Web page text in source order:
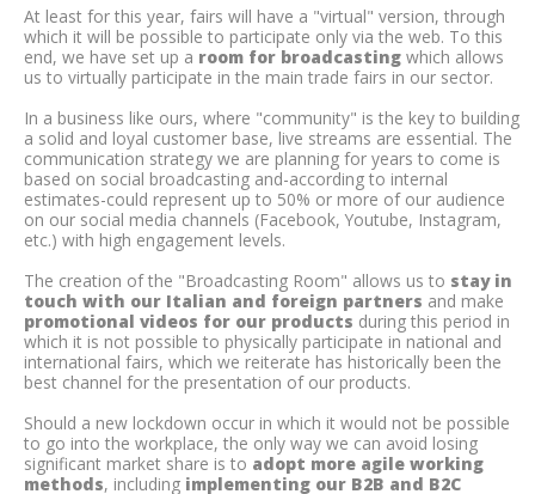
At least for this year, fairs will have a "virtual" version, through
which it will be possible to participate only via the web. To this
end, we have set up a room for broadcasting which allows
us to virtually participate in the main trade fairs in our sector.
In a business like ours, where "community" is the key to building
a solid and loyal customer base, live streams are essential. The
communication strategy we are planning for years to come is
based on social broadcasting and-according to internal
estimates-could represent up to 50% or more of our audience
on our social media channels (Facebook, Youtube, Instagram,
etc.) with high engagement levels.
The creation of the "Broadcasting Room" allows us to stay in
touch with our Italian and foreign partners and make
promotional videos for our products during this period in
which it is not possible to physically participate in national and
international fairs, which we reiterate has historically been the
best channel for the presentation of our products.
Should a new lockdown occur in which it would not be possible
to go into the workplace, the only way we can avoid losing
significant market share is to adopt more agile working
methods, including implementing our B2B and B2C